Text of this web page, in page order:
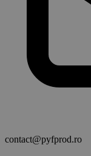
contact@pyfprod.ro